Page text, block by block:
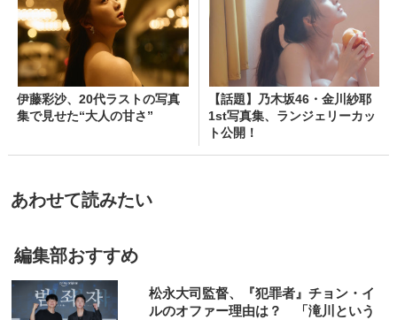
伊藤彩沙、20代ラストの写真
集で見せた“大人の甘さ”
【話題】乃木坂46・金川紗耶
1st写真集、ランジェリーカッ
ト公開！
あわせて読みたい
編集部おすすめ
松永大司監督、『犯罪者』チョン・イ
ルのオファー理由は？ 「滝川という